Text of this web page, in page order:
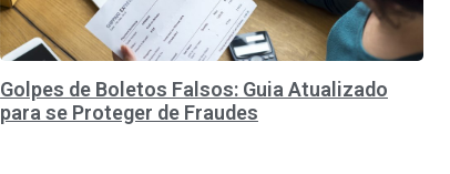
Golpes de Boletos Falsos: Guia Atualizado
para se Proteger de Fraudes